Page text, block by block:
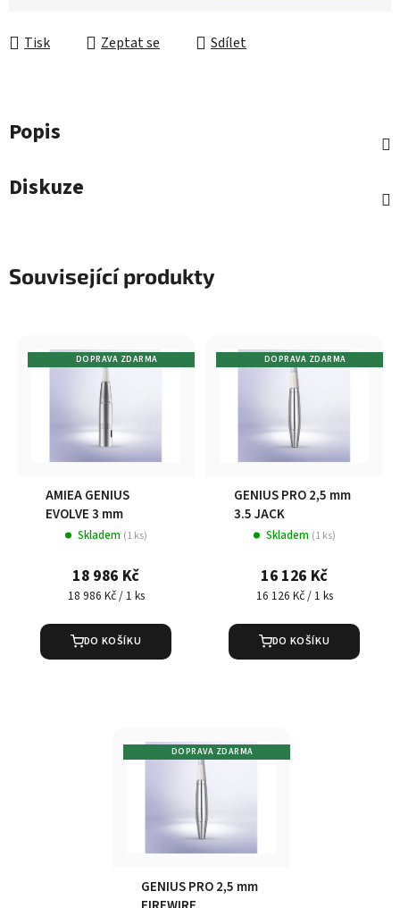
Tisk Zeptat se Sdílet
Popis
Diskuze
Související produkty
DOPRAVA ZDARMA
AMIEA GENIUS
EVOLVE 3 mm
Skladem (1 ks)
18 986 Kč
Měrná
18 986 Kč / 1 ks
DO KOŠÍKU
DOPRAVA ZDARMA
GENIUS PRO 2,5 mm
3.5 JACK
Skladem (1 ks)
16 126 Kč
Měrná
16 126 Kč / 1 ks
DO KOŠÍKU
DOPRAVA ZDARMA
GENIUS PRO 2,5 mm